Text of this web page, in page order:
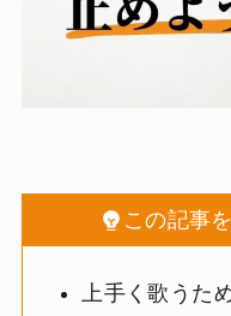
この記事
上手く歌うた